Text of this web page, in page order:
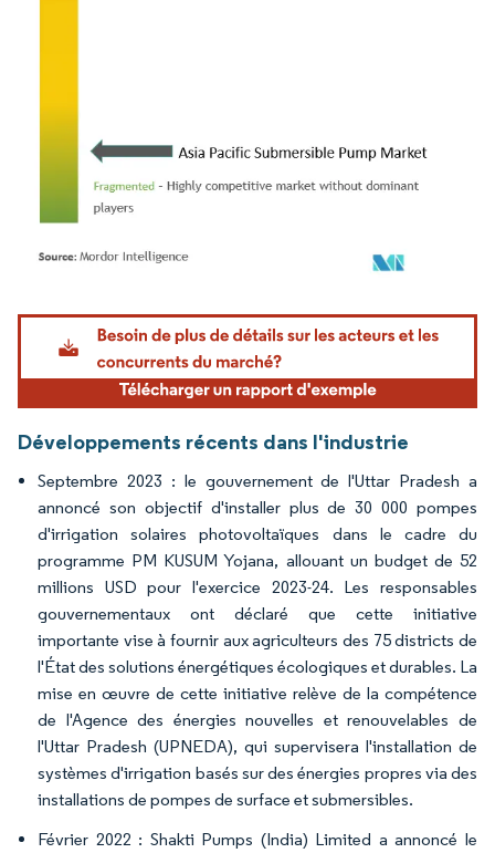
Image © Mordor Intelligence. La réutilisation nécessite une attribution sous CC BY
Développements récents dans l'industrie
Septembre 2023 : le gouvernement de l'Uttar Pradesh a
annoncé son objectif d'installer plus de 30 000 pompes
d'irrigation solaires photovoltaïques dans le cadre du
programme PM KUSUM Yojana, allouant un budget de 52
millions USD pour l'exercice 2023-24. Les responsables
gouvernementaux ont déclaré que cette initiative
importante vise à fournir aux agriculteurs des 75 districts de
l'État des solutions énergétiques écologiques et durables. La
mise en œuvre de cette initiative relève de la compétence
de l'Agence des énergies nouvelles et renouvelables de
l'Uttar Pradesh (UPNEDA), qui supervisera l'installation de
systèmes d'irrigation basés sur des énergies propres via des
installations de pompes de surface et submersibles.
Février 2022 : Shakti Pumps (India) Limited a annoncé le